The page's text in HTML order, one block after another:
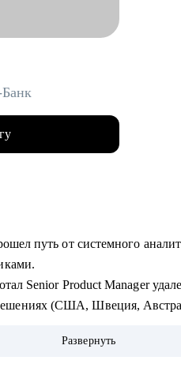
путь от системного
Senior Product Manager
(США, Швеция,
смогли релоцироваться в
Развернуть